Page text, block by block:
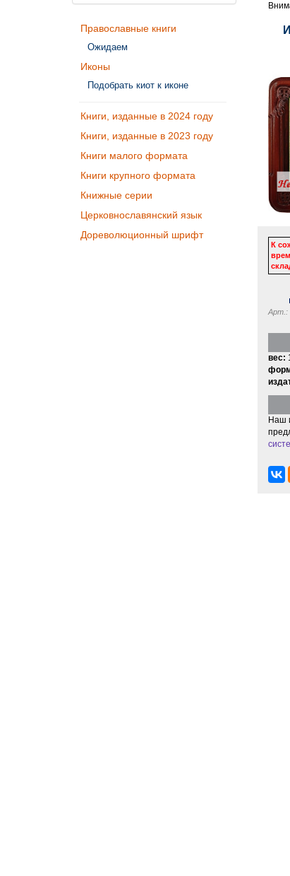
Православные книги
Ожидаем
Иконы
Подобрать киот к иконе
Книги, изданные в 2024 году
Книги, изданные в 2023 году
Книги малого формата
Книги крупного формата
Книжные серии
Церковнославянский язык
Дореволюционный шрифт
К
Арт.:
вес:
Наш